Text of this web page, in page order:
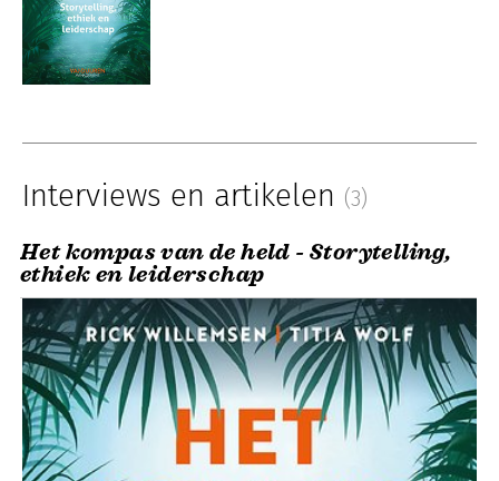
Interviews en artikelen (3)
Het kompas van de held - Storytelling,
ethiek en leiderschap